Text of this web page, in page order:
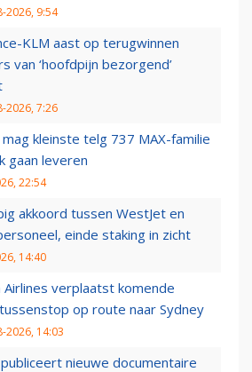
2026, 9:54
KLM aast op terugwinnen
van ‘hoofdpijn bezorgend’
2026, 7:26
kleinste telg 737 MAX-familie
gaan leveren
22:54
akkoord tussen WestJet en
einde staking in zicht
14:40
Airlines verplaatst komende
op route naar Sydney
2026, 14:03
nieuwe documentaire